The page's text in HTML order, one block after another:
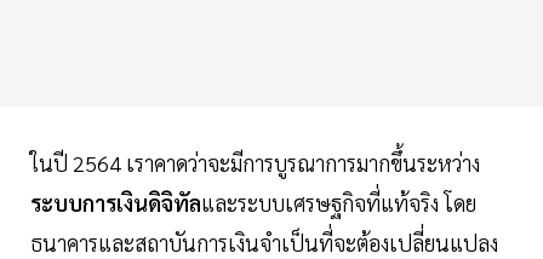
ในปี 2564 เราคาดว่าจะมีการบูรณาการมากขึ้นระหว่าง
ระบบการเงินดิจิทัลและระบบเศรษฐกิจที่แท้จริง โดย
ธนาคารและสถาบันการเงินจำเป็นที่จะต้องเปลี่ยนแปลง